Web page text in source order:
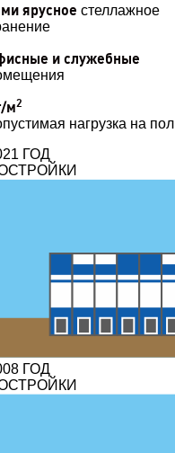
ярусное стеллажное
и служебные
м2
нагрузка на пол
ГОД
ГОД